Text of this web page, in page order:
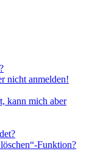
nicht anmelden!
kann mich aber
Funktion?